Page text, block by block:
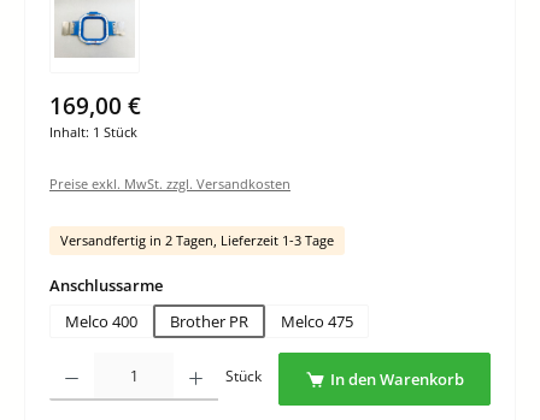
169,00 €
Inhalt: 1 Stück
Preise exkl. MwSt. zzgl. Versandkosten
Versandfertig in 2 Tagen, Lieferzeit 1-3 Tage
Anschlussarmeauswählen
Melco 400
Brother PR Melco 475
Stück In den Warenkorb